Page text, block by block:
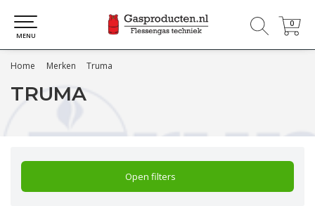
0
0
MENU
Home Merken Truma
TRUMA
Open filters